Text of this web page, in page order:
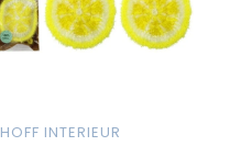
HOFF INTERIEUR